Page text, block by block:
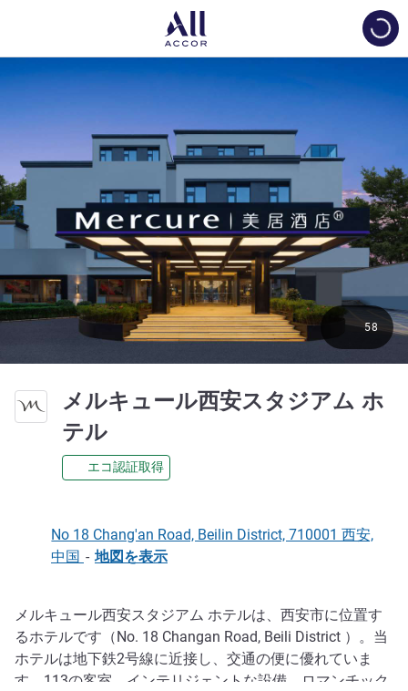
メルキュール西安スタジアム ホ
テル
エコ認証取得
58
No 18 Chang'an Road, Beilin District, 710001 西安,
中国 - 地図を表示
説明
メルキュール西安スタジアム ホテルは、西安市に位置す
るホテルです（No. 18 Changan Road, Beili District ）。当
ホテルは地下鉄2号線に近接し、交通の便に優れていま
す。113の客室、インテリジェントな設備、ロマンチック